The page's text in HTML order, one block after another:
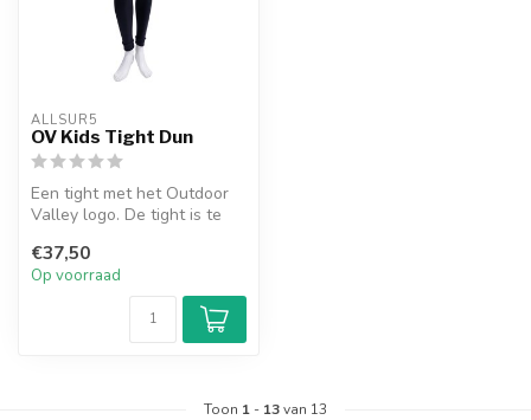
ALLSUR5
OV Kids Tight Dun
Een tight met het Outdoor
Valley logo. De tight is te
€37,50
Op voorraad
Toon 1 - 13van 13